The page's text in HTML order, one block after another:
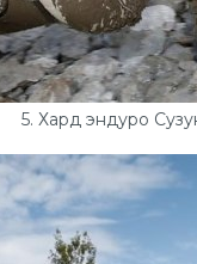
5. Хард эндуро